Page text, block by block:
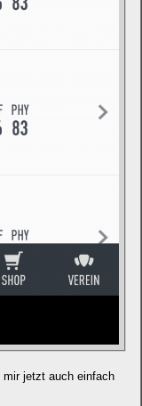
jetzt auch einfach